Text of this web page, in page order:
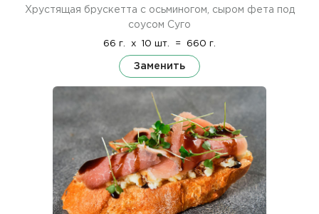
Хрустящая брускетта с осьминогом, сыром фета под
соусом Суго
66 г. x 10 шт. = 660 г.
Заменить